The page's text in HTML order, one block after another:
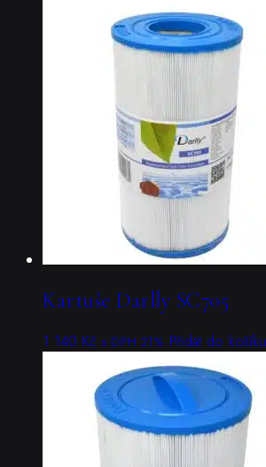
Kartuše Darlly SC705
1 140 Kč s DPH 21% Přidat do košíku